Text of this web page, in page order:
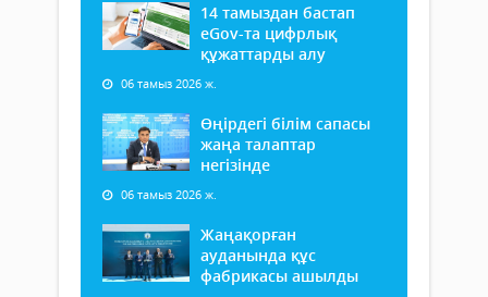
14 тамыздан бастап
еGov-та цифрлық
құжаттарды алу
06 тамыз 2026 ж.
Өңірдегі білім сапасы
жаңа талаптар
негізінде
06 тамыз 2026 ж.
Жаңақорған
ауданында құс
фабрикасы ашылды